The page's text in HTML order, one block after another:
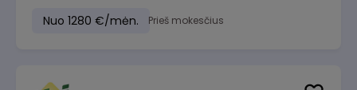
Nuo 1280 €/mėn. Prieš mokesčius